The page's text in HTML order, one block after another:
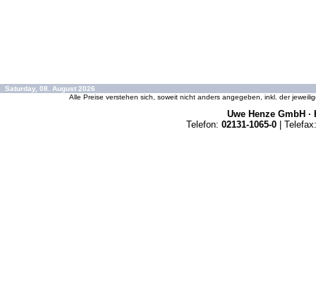
Saturday, 08. August 2026
Alle Preise verstehen sich, soweit nicht anders angegeben, inkl. der
Uwe Henze GmbH ·
Telefon: 02131-1065-0 | Telefax: